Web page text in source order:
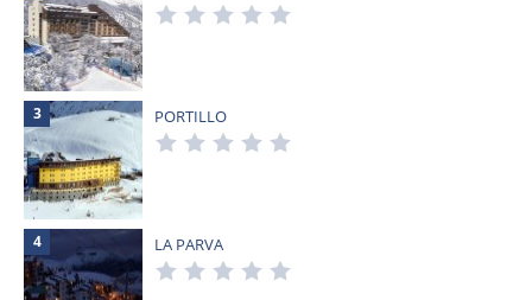
3 PORTILLO
4 LA PARVA